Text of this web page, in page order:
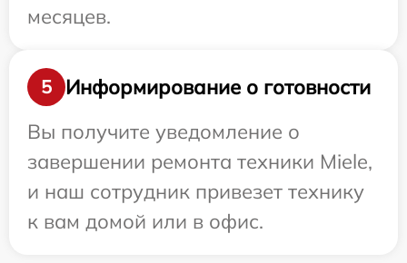
месяцев.
5
Информирование о готовности
Вы получите уведомление о
завершении ремонта техники Miele,
и наш сотрудник привезет технику
к вам домой или в офис.